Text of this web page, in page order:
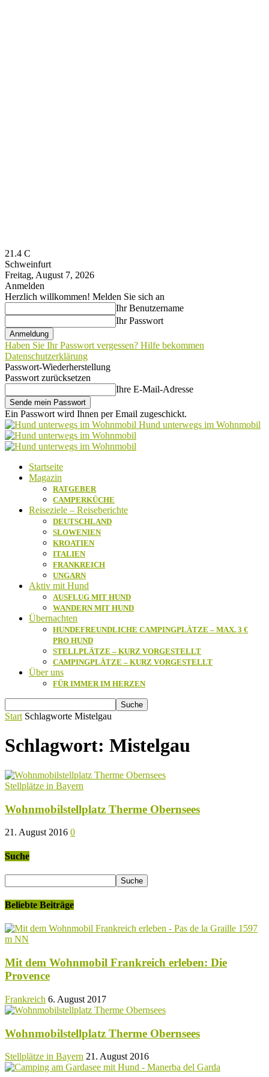
21.4 C
Schweinfurt
Freitag, August 7, 2026
Anmelden
Herzlich willkommen! Melden Sie sich an
Ihr Benutzername
Ihr Passwort
Haben Sie Ihr Passwort vergessen? Hilfe bekommen
Datenschutzerklärung
Passwort-Wiederherstellung
Passwort zurücksetzen
Ihre E-Mail-Adresse
Ein Passwort wird Ihnen per Email zugeschickt.
Hund unterwegs im Wohnmobil
Startseite
Magazin
RATGEBER
CAMPERKÜCHE
Reiseziele – Reiseberichte
DEUTSCHLAND
SLOWENIEN
KROATIEN
ITALIEN
FRANKREICH
UNGARN
Aktiv mit Hund
AUSFLUG MIT HUND
WANDERN MIT HUND
Übernachten
HUNDEFREUNDLICHE CAMPINGPLÄTZE – MAX. 3 €
PRO HUND
STELLPLÄTZE – KURZ VORGESTELLT
CAMPINGPLÄTZE – KURZ VORGESTELLT
Über uns
FÜR IMMER IM HERZEN
Start Schlagworte Mistelgau
Schlagwort: Mistelgau
Stellplätze in Bayern
Wohnmobilstellplatz Therme Obernsees
21. August 2016 0
Suche
Beliebte Beiträge
Mit dem Wohnmobil Frankreich erleben: Die
Provence
Frankreich 6. August 2017
Wohnmobilstellplatz Therme Obernsees
Stellplätze in Bayern 21. August 2016